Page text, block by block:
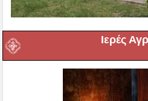
Ιερές